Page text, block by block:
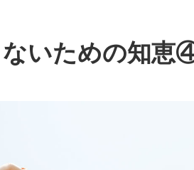
ないための知恵